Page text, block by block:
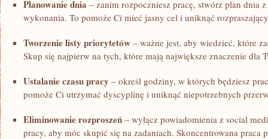
Planowanie dnia – zanim rozpoczniesz pracę, stwórz plan dnia
wykonania. To pomoże Ci mieć jasny cel i uniknąć
Tworzenie ‌listy priorytetów – ważne jest, aby wiedzieć, ‍które
Skup się ​najpierw na tych,​ które mają największe‌ znaczenie dla
Ustalanie czasu pracy – określ godziny, w⁣ których będziesz
pomoże Ci utrzymać dyscyplinę i uniknąć niepotrzebnych
Eliminowanie rozproszeń – wyłącz powiadomienia ⁢z social
pracy, aby móc skupić się na ​zadaniach. Skoncentrowana praca